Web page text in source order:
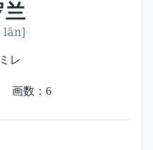
兰
lán]
レ
画数： 6